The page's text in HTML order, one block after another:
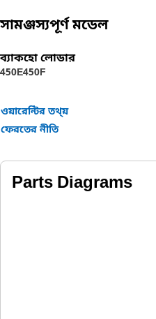
সামঞ্জস্যপূর্ণ মডেল
ব্যাকহো লোডার
450E450F
ওয়ারেন্টির তথ্য়
ফেরতের নীতি
Parts Diagrams